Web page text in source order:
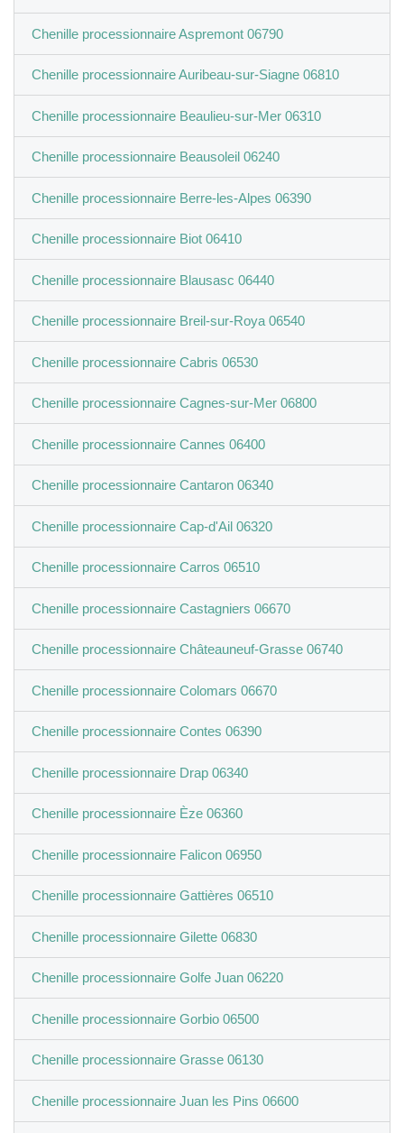
Chenille processionnaire Aspremont 06790
Chenille processionnaire Auribeau-sur-Siagne 06810
Chenille processionnaire Beaulieu-sur-Mer 06310
Chenille processionnaire Beausoleil 06240
Chenille processionnaire Berre-les-Alpes 06390
Chenille processionnaire Biot 06410
Chenille processionnaire Blausasc 06440
Chenille processionnaire Breil-sur-Roya 06540
Chenille processionnaire Cabris 06530
Chenille processionnaire Cagnes-sur-Mer 06800
Chenille processionnaire Cannes 06400
Chenille processionnaire Cantaron 06340
Chenille processionnaire Cap-d'Ail 06320
Chenille processionnaire Carros 06510
Chenille processionnaire Castagniers 06670
Chenille processionnaire Châteauneuf-Grasse 06740
Chenille processionnaire Colomars 06670
Chenille processionnaire Contes 06390
Chenille processionnaire Drap 06340
Chenille processionnaire Èze 06360
Chenille processionnaire Falicon 06950
Chenille processionnaire Gattières 06510
Chenille processionnaire Gilette 06830
Chenille processionnaire Golfe Juan 06220
Chenille processionnaire Gorbio 06500
Chenille processionnaire Grasse 06130
Chenille processionnaire Juan les Pins 06600